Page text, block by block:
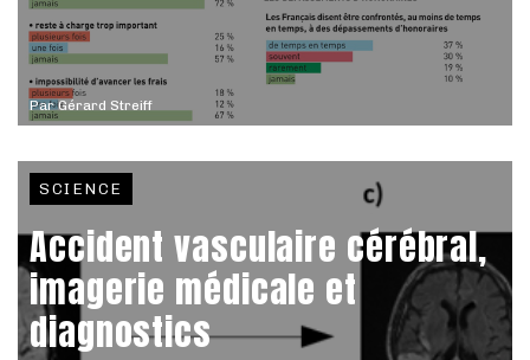
ParGérard Streiff
SCIENCE
Accident vasculaire cérébral,
imagerie médicale et
diagnostics